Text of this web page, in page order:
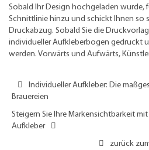
Sobald Ihr Design hochgeladen wurde,
Schnittlinie hinzu und schickt Ihnen so
Druckabzug. Sobald Sie die
individueller Aufkleberbogen gedruckt
werden. Vorwärts und Aufwärts,
Individueller Aufkleber: Die
Brauereien
Steigern Sie Ihre Markensichtbarkeit
Aufkleber
zurück